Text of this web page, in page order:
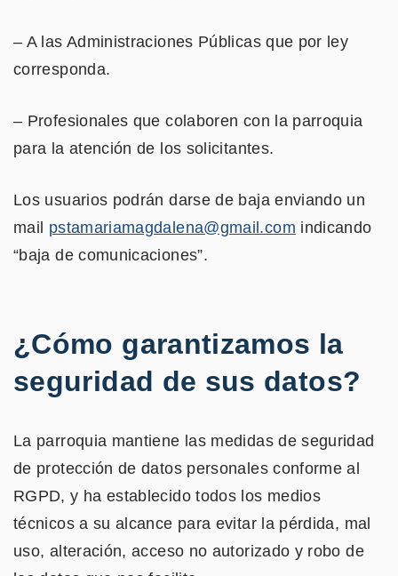
– A las Administraciones Públicas que por ley
corresponda.
– Profesionales que colaboren con la parroquia
para la atención de los solicitantes.
Los usuarios podrán darse de baja enviando un
mail pstamariamagdalena@gmail.com indicando
“baja de comunicaciones”.
¿Cómo garantizamos la
seguridad de sus datos?
La parroquia mantiene las medidas de seguridad
de protección de datos personales conforme al
RGPD, y ha establecido todos los medios
técnicos a su alcance para evitar la pérdida, mal
uso, alteración, acceso no autorizado y robo de